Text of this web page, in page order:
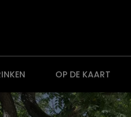
OP DE KAART